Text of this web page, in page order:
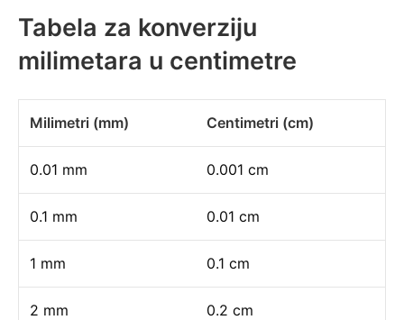
Tabеla za konverziju
milimetara u centimetre
Milimetri (mm) Centimetri (cm)
0.01 mm 0.001 cm
0.1 mm 0.01 cm
1 mm 0.1 cm
2 mm 0.2 cm